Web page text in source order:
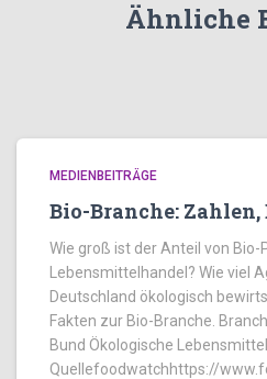
Ähnliche
MEDIENBEITRÄGE
Bio-Branche:
Wie groß ist der Anteil von
Lebensmittelhandel? Wie viel
Deutschland ökologisch
Fakten zur Bio-Branche.
Bund Ökologische
Quellefoodwatchhttps://